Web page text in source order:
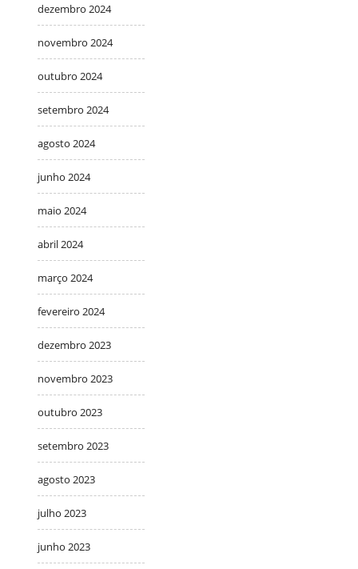
dezembro 2024
novembro 2024
outubro 2024
setembro 2024
agosto 2024
junho 2024
maio 2024
abril 2024
março 2024
fevereiro 2024
dezembro 2023
novembro 2023
outubro 2023
setembro 2023
agosto 2023
julho 2023
junho 2023